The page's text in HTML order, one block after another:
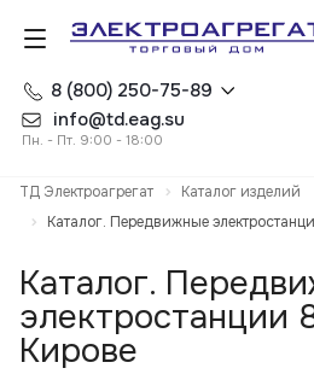
8 (800) 250-75-89
info@td.eag.su
Пн. - Пт. 9:00 - 18:00
ТД Электроагрегат
Каталог изделий
Каталог. Передвижные
Каталог.
электростанции
Кирове